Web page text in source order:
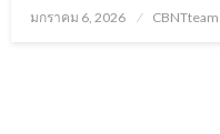
Posted
มกราคม 6, 2026 CBNTteam